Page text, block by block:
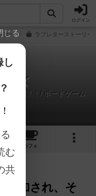
ログイン
ター ラブレターストーリー
ーズ
百以上？！/ ボードゲーム
カフェ
追加され、そ
じる
し
む
共